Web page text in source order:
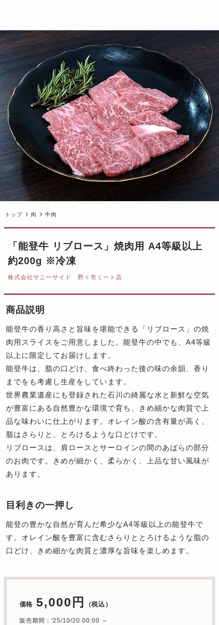
トップ 肉 牛肉
「能登牛 リブロース」焼肉用 A4等級以上
約200g ※冷凍
株式会社サニーサイド 野々市ミート店
商品説明
能登牛の香り高さと旨味を堪能できる「リブロース」の焼
肉用スライスをご用意しました。能登牛の中でも、A4等級
以上に限定してお届けします。
能登牛は、脂の口どけ、食べ終わった後の味の余韻、香り
までをも考慮し生産をしています。
世界農業遺産にも登録された石川の綺麗な水と新鮮な空気
が豊富にある自然豊かな環境で育ち、きめ細かな肉質で上
品な味わいに仕上がります。オレイン酸の含有量が高く、
脂はさらりと、とろけるような口どけです。
リブロースは、肩ロースとサーロインの間のあばらの部分
のお肉です。きめが細かく、柔らかく、上品な甘い風味が
あります。
目利きの一押し
能登の豊かな自然が育んだ希少なA4等級以上の能登牛で
す。オレイン酸を豊富に含むさらりととろけるような脂の
口どけ、きめ細かな肉質と濃厚な旨味を楽しめます。
価格 5,000円 （税込）
販売期間：'25/10/20 00:00 ～